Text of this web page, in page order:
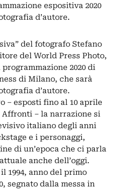
espositiva 2020
d’autore.
del fotografo Stefano
del World Press Photo,
2020 di
di Milano, che sarà
d’autore.
– esposti fino al 10 aprile
– la narrazione si
italiano degli anni
e i personaggi,
di un’epoca che ci parla
anche dell’oggi.
1994, anno del primo
segnato dalla messa in